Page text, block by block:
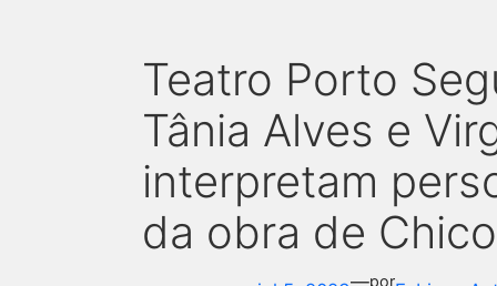
Teatro Porto
Tânia Alves e
interpretam
da obra de
—por